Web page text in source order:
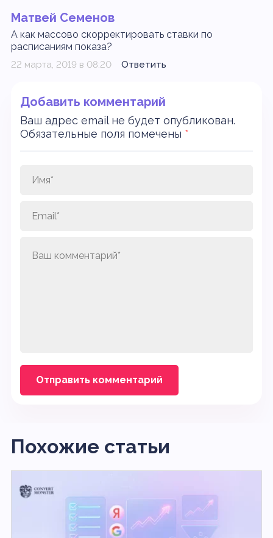
Матвей Семенов
А как массово скорректировать ставки по
расписаниям показа?
22 марта, 2019 в 08:20 Ответить
Добавить комментарий
Ваш адрес email не будет опубликован.
Обязательные поля помечены *
Похожие статьи